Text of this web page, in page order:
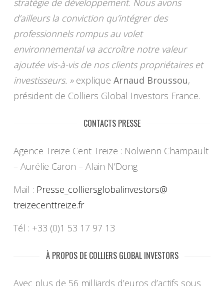
stratégie de développement. Nous avons
d’ailleurs la conviction qu’intégrer des
professionnels rompus au volet
environnemental va accroître notre valeur
ajoutée vis-à-vis de nos clients propriétaires et
investisseurs. »explique Arnaud Broussou,
président de Colliers Global Investors France.
CONTACTS PRESSE
Agence Treize Cent Treize : Nolwenn Champault
– Aurélie Caron – Alain N’Dong
Mail : Presse_ colliersglobalinvestors@
treizecenttreize.fr
Tél : +33 (0)1 53 17 97 13
À PROPOS DE COLLIERS GLOBAL INVESTORS
Avec plus de 56 milliards d’euros d’actifs sous